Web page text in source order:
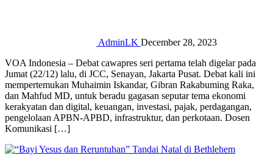
AdminLK December 28, 2023
VOA Indonesia – Debat cawapres seri pertama telah digelar pada
Jumat (22/12) lalu, di JCC, Senayan, Jakarta Pusat. Debat kali ini
mempertemukan Muhaimin Iskandar, Gibran Rakabuming Raka,
dan Mahfud MD, untuk beradu gagasan seputar tema ekonomi
kerakyatan dan digital, keuangan, investasi, pajak, perdagangan,
pengelolaan APBN-APBD, infrastruktur, dan perkotaan. Dosen
Komunikasi […]